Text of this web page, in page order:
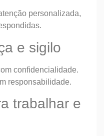
personalizada,
e sigilo
confidencialidade.
responsabilidade.
trabalhar e